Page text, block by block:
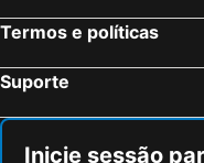
Termos e políticas
Suporte
Inicie sessão